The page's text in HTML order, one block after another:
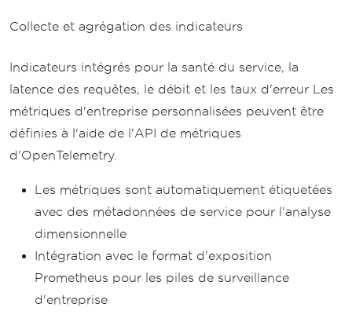
Collecte et agrégation des indicateurs
Indicateurs intégrés pour la santé du service, la
latence des requêtes, le débit et les taux d'erreur Les
métriques d'entreprise personnalisées peuvent être
définies à l'aide de l'API de métriques
d'OpenTelemetry.
Les métriques sont automatiquement étiquetées
avec des métadonnées de service pour l'analyse
dimensionnelle
Intégration avec le format d'exposition
Prometheus pour les piles de surveillance
d'entreprise